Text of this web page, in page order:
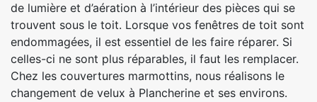
de lumière et d’aération à l’intérieur des pièces qui se
trouvent sous le toit. Lorsque vos fenêtres de toit sont
endommagées, il est essentiel de les faire réparer. Si
celles-ci ne sont plus réparables, il faut les remplacer.
Chez les couvertures marmottins, nous réalisons le
changement de velux à Plancherine et ses environs.